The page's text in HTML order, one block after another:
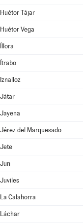
Huétor Tájar
Huétor Vega
Íllora
Ítrabo
Iznalloz
Játar
Jayena
Jérez del Marquesado
Jete
Jun
Juviles
La Calahorra
Láchar